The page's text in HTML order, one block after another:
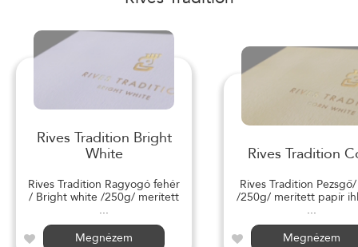
Rives Tradition Bright
White
Rives Tradition Ragyogó fehér
/ Bright white /250g/ merített
...
Megnézem
Rives Tradition
Rives Tradition
/250g/ merített papír
...
Megnézem